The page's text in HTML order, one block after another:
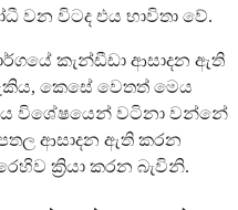
වන විටද එය භාවිතා වේ.
කැන්ඩීඩා ආසාදන ඇති
කෙසේ වෙතත් මෙය
විශේෂයෙන් වටිනා වන්නේ
ආසාදන ඇති කරන
ක්‍රියා කරන බැවිනි.